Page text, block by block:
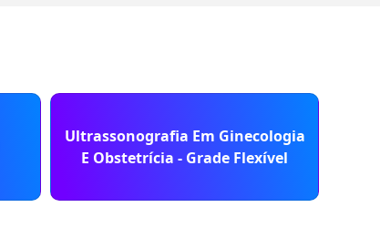
Ultrassonografia Em Ginecologia
E Obstetrícia - Grade Flexível